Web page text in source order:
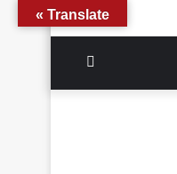
Translate »